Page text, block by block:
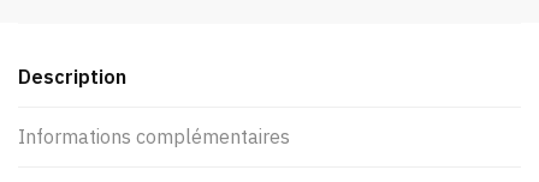
Description
Informations complémentaires